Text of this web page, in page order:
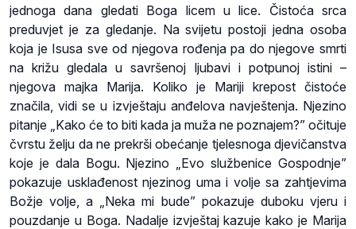
jednoga dana gledati Boga licem u lice. Čistoća srca
preduvjet je za gledanje. Na svijetu postoji jedna osoba
koja je Isusa sve od njegova rođenja pa do njegove smrti
na križu gledala u savršenoj ljubavi i potpunoj istini –
njegova majka Marija. Koliko je Mariji krepost čistoće
značila, vidi se u izvještaju anđelova navještenja. Njezino
pitanje „Kako će to biti kada ja muža ne poznajem?” očituje
čvrstu želju da ne prekrši obećanje tjelesnoga djevičanstva
koje je dala Bogu. Njezino „Evo službenice Gospodnje”
pokazuje usklađenost njezinog uma i volje sa zahtjevima
Božje volje, a „Neka mi bude” pokazuje duboku vjeru i
pouzdanje u Boga. Nadalje izvještaj kazuje kako je Marija